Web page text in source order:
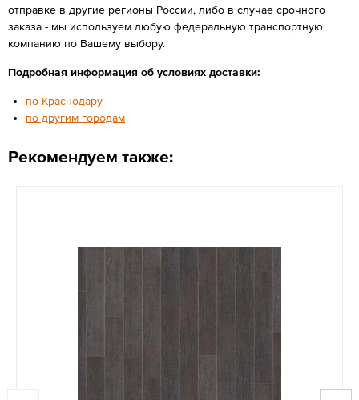
отправке в другие регионы России, либо в случае срочного
заказа - мы используем любую федеральную транспортную
компанию по Вашему выбору.
Подробная информация об условиях доставки:
по Краснодару
по другим городам
Рекомендуем также: